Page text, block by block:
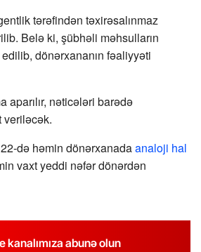
tərəfindən təxirəsalınmaz
Belə ki, şübhəli məhsulların
dönərxananın fəaliyyəti
aparılır, nəticələri barədə
veriləcək.
də həmin dönərxanadaanaloji hal
vaxt yeddi nəfər dönərdən
kanalımıza abunə olun